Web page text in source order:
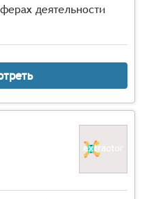
деятельности